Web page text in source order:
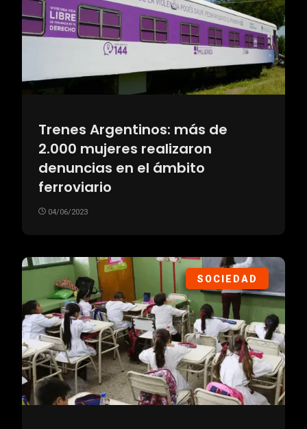
Trenes Argentinos: más de
2.000 mujeres realizaron
denuncias en el ámbito
ferroviario
04/06/2023
SOCIEDAD